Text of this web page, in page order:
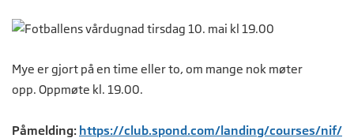
Mye er gjort på en time eller to, om mange nok møter
opp. Oppmøte kl. 19.00.
Påmelding: https://club.spond.com/landing/courses/nif/